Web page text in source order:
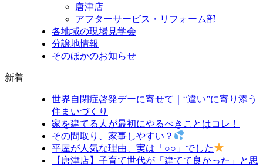
唐津店
アフターサービス・リフォーム部
各地域の現場見学会
分譲地情報
そのほかのお知らせ
新着
世界自閉症啓発デーに寄せて｜“違い”に寄り添う
住まいづくり
家を建てる人が最初にやるべきことはコレ！
その間取り、家事しやすい？
平屋が人気な理由、実は「○○」でした
【唐津店】子育て世代が「建てて良かった」と思